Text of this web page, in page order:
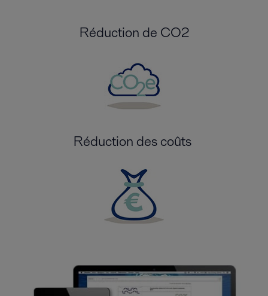
Réduction de CO2
Réduction des coûts